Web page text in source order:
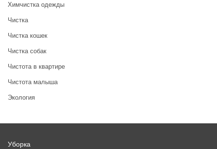
Химчистка одежды
Чистка
Чистка кошек
Чистка собак
Чистота в квартире
Чистота малыша
Экология
Уборка